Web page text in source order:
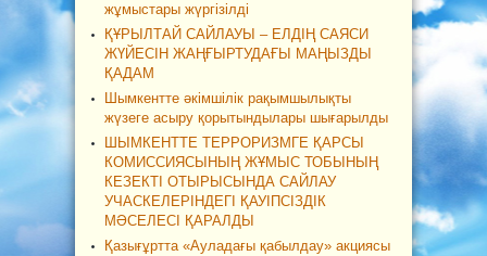
жұмыстары жүргізілді
ҚҰРЫЛТАЙ САЙЛАУЫ – ЕЛДІҢ САЯСИ
ЖҮЙЕСІН ЖАҢҒЫРТУДАҒЫ МАҢЫЗДЫ
ҚАДАМ
Шымкентте әкімшілік рақымшылықты
жүзеге асыру қорытындылары шығарылды
ШЫМКЕНТТЕ ТЕРРОРИЗМГЕ ҚАРСЫ
КОМИССИЯСЫНЫҢ ЖҰМЫС ТОБЫНЫҢ
КЕЗЕКТІ ОТЫРЫСЫНДА САЙЛАУ
УЧАСКЕЛЕРІНДЕГІ ҚАУІПСІЗДІК
МӘСЕЛЕСІ ҚАРАЛДЫ
Қазығұртта «Ауладағы қабылдау» акциясы